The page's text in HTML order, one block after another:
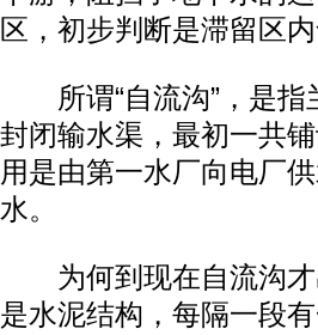
区，初步判断是滞留区
所谓“自流沟”，是指
封闭输水渠，最初一共
用是由第一水厂向电厂
水。
为何到现在自流沟才
是水泥结构，每隔一段